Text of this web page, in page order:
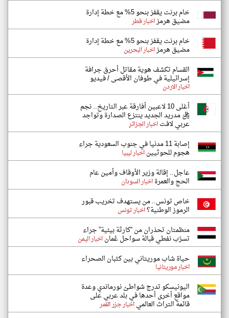
خام برنت يقفز بنحو 5% مع خطة إدارة
مضيق هرمزاخبار قطر
خام برنت يقفز بنحو 5% مع خطة إدارة
مضيق هرمزاخبار البحرين
القسام تكشف هوية مقاتل أحرق جرافة
إسرائيلية في طوفان الأقصى / فيديو
اخبار الاردن
أغلى 10 لاعبين أفارقة عبر التاريخ.. نجم
ريال مدريد الجديد ينتزع الصدارة وتواجد
عربي لافتاخبار الجزائر
إصابة 11 مدنيا في جنوب السعودية جراء
هجوم للحوثييناخبار ليبيا
عاجل.. إقالة وزير الأوقاف وأمين عام
الحج والعمرةاخبار السودان
خاص تونس.. من يستهدف تخريب قبور
الرموز الوطنية؟اخبار تونس
منظمتان تحذران من “كارثة بيئية” جراء
تسرّب نفطي قبالة سواحل عُماناخبار اليمن
حياة شاب موريتاني بين كثبان الصحراء
اخبار موريتانيا
اليونيسكو تدرج شواطئ نورماندي وعدة
مواقع أخرى أحدها في بلد عربي على
قائمة التراث العالمياخبار جزر القمر